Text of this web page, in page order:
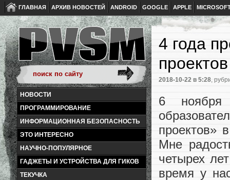
ГЛАВНАЯ АРХИВ НОВОСТЕЙ ANDROID GOOGLE APPLE
НОВОСТИ
ПРОГРАММИРОВАНИЕ
ИНФОРМАЦИОННАЯ БЕЗОПАСНОСТЬ
ЭТО ИНТЕРЕСНО
НАУЧНО-ПОПУЛЯРНОЕ
ГАДЖЕТЫ И УСТРОЙСТВА ДЛЯ ГИКОВ
ТЕКУЧКА
4 года
проектов
2018-10-22 в 5:28,
6 ноября
Мне
четырех
время у